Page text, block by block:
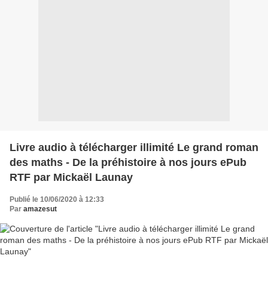
Livre audio à télécharger illimité Le grand roman
des maths - De la préhistoire à nos jours ePub
RTF par Mickaël Launay
Publié le 10/06/2020 à 12:33
Par amazesut